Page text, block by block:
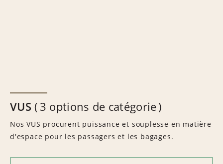
VUS 3 options de catégorie
Nos VUS procurent puissance et souplesse en matière
d'espace pour les passagers et les bagages.